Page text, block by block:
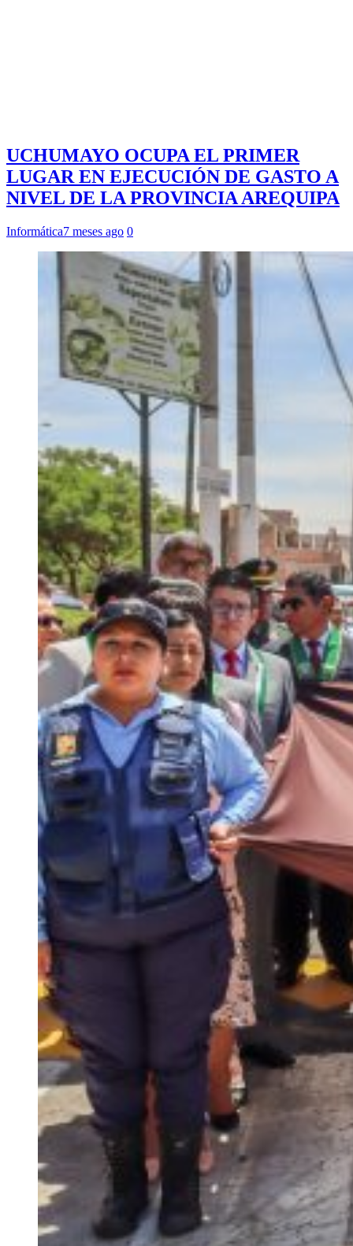
UCHUMAYO OCUPA EL PRIMER
LUGAR EN EJECUCIÓN DE GASTO A
NIVEL DE LA PROVINCIA AREQUIPA
Informática7 meses ago 0